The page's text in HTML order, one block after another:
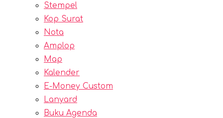
Stempel
Kop Surat
Nota
Amplop
Map
Kalender
E-Money Custom
Lanyard
Buku Agenda